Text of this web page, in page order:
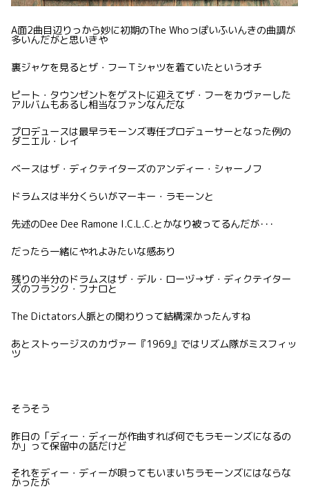
A面2曲目辺りっから妙に初期のThe Whoっぽいふいんきの曲調が
多いんだがと思いきや
裏ジャケを見るとザ・フーＴシャツを着ていたというオチ
ピート・タウンゼントをゲストに迎えてザ・フーをカヴァーした
アルバムもあるし相当なファンなんだな
プロデュースは最早ラモーンズ専任プロデューサーとなった例の
ダニエル・レイ
ベースはザ・ディクテイターズのアンディー・シャーノフ
ドラムスは半分くらいがマーキー・ラモーンと
先述のDee Dee Ramone I.C.L.C.とかなり被ってるんだが･･･
だったら一緒にやれよみたいな感あり
残りの半分のドラムスはザ・デル・ローヅ→ザ・ディクテイター
ズのフランク・フナロと
The Dictators人脈との関わりって結構深かったんすね
あとストゥージスのカヴァー『1969』ではリズム隊がミスフィッ
ツ
そうそう
昨日の「ディー・ディーが作曲すれば何でもラモーンズになるの
か」って保留中の話だけど
それをディー・ディーが唄ってもいまいちラモーンズにはならな
かったが